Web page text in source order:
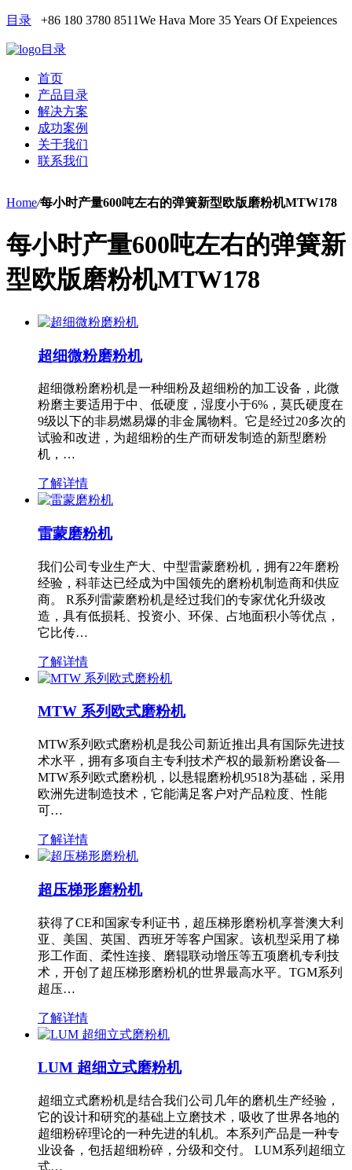
目录 +86 180 3780 8511We Hava More 35 Years Of Expeiences
目录
首页
产品目录
解决方案
成功案例
关于我们
联系我们
Home/每小时产量600吨左右的弹簧新型欧版磨粉机MTW178
每小时产量600吨左右的弹簧新
型欧版磨粉机MTW178
超细微粉磨粉机
超细微粉磨粉机是一种细粉及超细粉的加工设备，此微
粉磨主要适用于中、低硬度，湿度小于6%，莫氏硬度在
9级以下的非易燃易爆的非金属物料。它是经过20多次的
试验和改进，为超细粉的生产而研发制造的新型磨粉
机，…
了解详情
雷蒙磨粉机
我们公司专业生产大、中型雷蒙磨粉机，拥有22年磨粉
经验，科菲达已经成为中国领先的磨粉机制造商和供应
商。 R系列雷蒙磨粉机是经过我们的专家优化升级改
造，具有低损耗、投资小、环保、占地面积小等优点，
它比传…
了解详情
MTW 系列欧式磨粉机
MTW系列欧式磨粉机是我公司新近推出具有国际先进技
术水平，拥有多项自主专利技术产权的最新粉磨设备—
MTW系列欧式磨粉机，以悬辊磨粉机9518为基础，采用
欧洲先进制造技术，它能满足客户对产品粒度、性能
可…
了解详情
超压梯形磨粉机
获得了CE和国家专利证书，超压梯形磨粉机享誉澳大利
亚、美国、英国、西班牙等客户国家。该机型采用了梯
形工作面、柔性连接、磨辊联动增压等五项磨机专利技
术，开创了超压梯形磨粉机的世界最高水平。TGM系列
超压…
了解详情
LUM 超细立式磨粉机
超细立式磨粉机是结合我们公司几年的磨机生产经验，
它的设计和研究的基础上立磨技术，吸收了世界各地的
超细粉碎理论的一种先进的轧机。本系列产品是一种专
业设备，包括超细粉碎，分级和交付。 LUM系列超细立
式…